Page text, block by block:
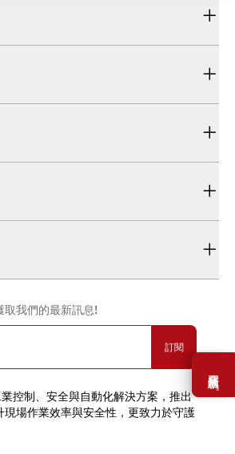
需要幫助嗎？
取我們的最新訊息!
訂閱
控制、安全與自動化解決方案，推出
場作業效率與安全性，更致力於守護